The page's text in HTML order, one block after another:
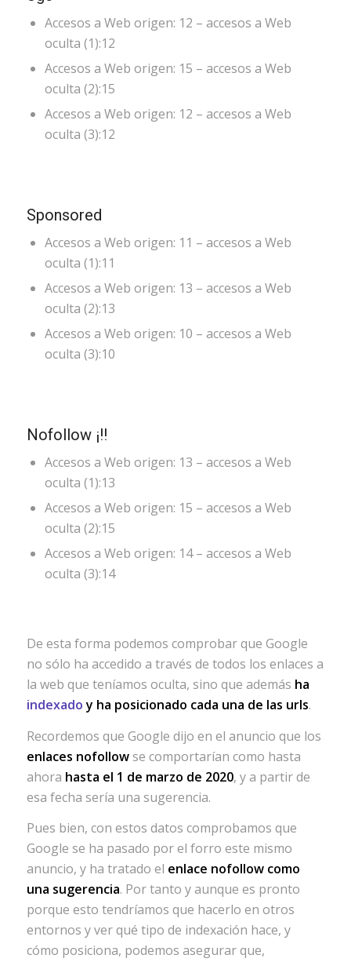
Accesos a Web origen: 12 – accesos a Web
oculta (1):12
Accesos a Web origen: 15 – accesos a Web
oculta (2):15
Accesos a Web origen: 12 – accesos a Web
oculta (3):12
Sponsored
Accesos a Web origen: 11 – accesos a Web
oculta (1):11
Accesos a Web origen: 13 – accesos a Web
oculta (2):13
Accesos a Web origen: 10 – accesos a Web
oculta (3):10
Nofollow ¡!!
Accesos a Web origen: 13 – accesos a Web
oculta (1):13
Accesos a Web origen: 15 – accesos a Web
oculta (2):15
Accesos a Web origen: 14 – accesos a Web
oculta (3):14
De esta forma podemos comprobar que Google
no sólo ha accedido a través de todos los enlaces a
la web que teníamos oculta, sino que además ha
indexadoy ha posicionado cada una de las urls.
Recordemos que Google dijo en el anuncio que los
enlaces nofollowse comportarían como hasta
ahora hasta el 1 de marzo de 2020, y a partir de
esa fecha sería una sugerencia.
Pues bien, con estos datos comprobamos que
Google se ha pasado por el forro este mismo
anuncio, y ha tratado el enlace nofollow como
una sugerencia. Por tanto y aunque es pronto
porque esto tendríamos que hacerlo en otros
entornos y ver qué tipo de indexación hace, y
cómo posiciona, podemos asegurar que,